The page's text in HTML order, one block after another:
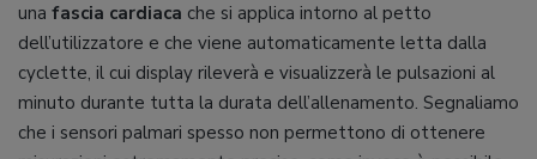
una fascia cardiaca che si applica intorno al petto
dell’utilizzatore e che viene automaticamente letta dalla
cyclette, il cui display rileverà e visualizzerà le pulsazioni al
minuto durante tutta la durata dell’allenamento. Segnaliamo
che i sensori palmari spesso non permettono di ottenere